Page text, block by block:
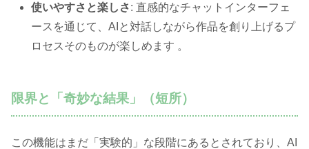
使いやすさと楽しさ: 直感的なチャットインターフェ
ースを通じて、AIと対話しながら作品を創り上げるプ
ロセスそのものが楽しめます 。
限界と「奇妙な結果」（短所）
この機能はまだ「実験的」な段階にあるとされており、AI